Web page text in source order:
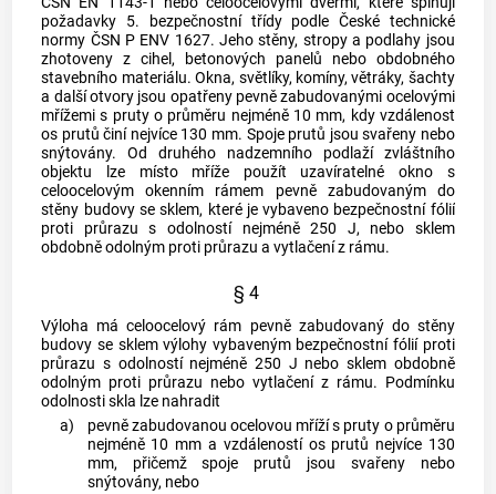
požadavky 5. bezpečnostní třídy podle České technické
normy ČSN P ENV 1627. Jeho stěny, stropy a podlahy jsou
zhotoveny z cihel, betonových panelů nebo obdobného
stavebního materiálu. Okna, světlíky, komíny, větráky, šachty
a další otvory jsou opatřeny pevně zabudovanými ocelovými
mřížemi s pruty o průměru nejméně 10 mm, kdy vzdálenost
os prutů činí nejvíce 130 mm. Spoje prutů jsou svařeny nebo
snýtovány. Od druhého nadzemního podlaží zvláštního
objektu lze místo mříže použít uzavíratelné okno s
celoocelovým okenním rámem pevně zabudovaným do
stěny budovy se sklem, které je vybaveno bezpečnostní fólií
proti průrazu s odolností nejméně 250 J, nebo sklem
obdobně odolným proti průrazu a vytlačení z rámu.
§ 4
Výloha má celoocelový rám pevně zabudovaný do stěny
budovy se sklem výlohy vybaveným bezpečnostní fólií proti
průrazu s odolností nejméně 250 J nebo sklem obdobně
odolným proti průrazu nebo vytlačení z rámu. Podmínku
odolnosti skla lze nahradit
a)
pevně zabudovanou ocelovou mříží s pruty o průměru
nejméně 10 mm a vzdáleností os prutů nejvíce 130
mm, přičemž spoje prutů jsou svařeny nebo
snýtovány, nebo